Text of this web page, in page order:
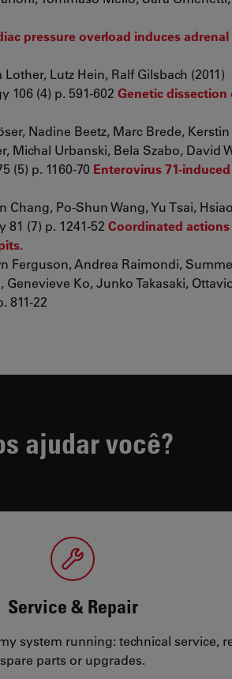
pressure overload induces
Lutz Hein, Ralf Gilsbach (2011)
106 (4) p. 591-602 Genetic dissection
Nadine Beetz, Marc Brede,
Michal Urbanski, Bela Szabo, David
(5) p. 1160-70 Enterovirus 71-
Chang, Po-Shun Wang, Yu Tsai,
(7) p. 1241-52 Coordinated
Ferguson, Andrea Raimondi,
Ko, Junko Takasaki,
811-22
ajudar você?
Service & Repair
system running: technical service,
spare parts or upgrades.